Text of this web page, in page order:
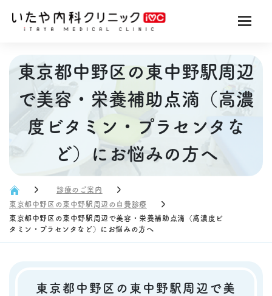
東京都中野区の東中野駅周辺
で美容・栄養補助点滴（高濃
度ビタミン・プラセンタな
ど）にお悩みの方へ
診療のご案内
東京都中野区の東中野駅周辺の自費診療
東京都中野区の東中野駅周辺で美容・栄養補助点滴（高濃度ビ
タミン・プラセンタなど）にお悩みの方へ
東京都中野区の東中野駅周辺で美